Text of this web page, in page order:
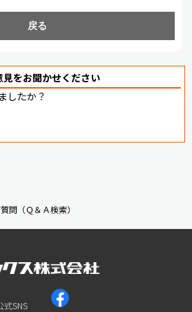
戻る
をお聞かせください
したか？
問（Ｑ＆Ａ検索）
式SNS